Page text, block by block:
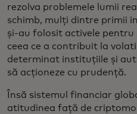
rezolva problemele lumii
schimb, mulți dintre primii
și-au folosit activele pentru
ceea ce a contribuit la
determinat instituțiile și
să acționeze cu prudență.
Însă sistemul financiar
atitudinea față de